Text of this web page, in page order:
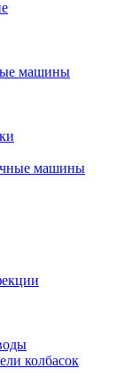
машины
машины
колбасок